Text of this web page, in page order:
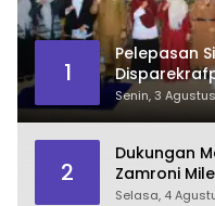
1
Pelepasan
Pariwisata
Senin, 3
2
Dukungan
Zamroni
Selasa, 4